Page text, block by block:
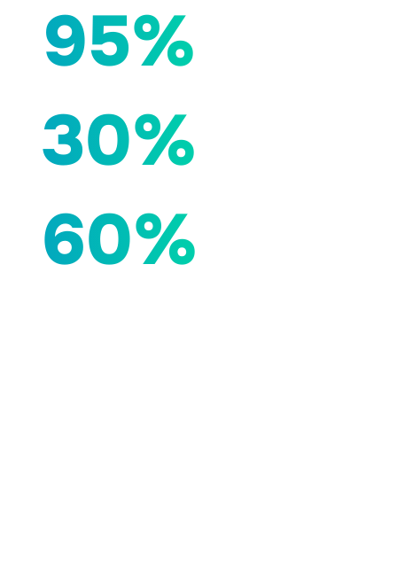
95%
30%
60%